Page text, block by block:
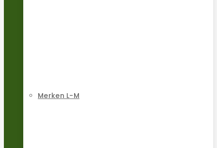
Merken L-M